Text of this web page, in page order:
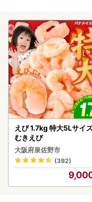
えび 1.7kg 特大5Lサイ
むきえび
大阪府泉佐野市
(392)